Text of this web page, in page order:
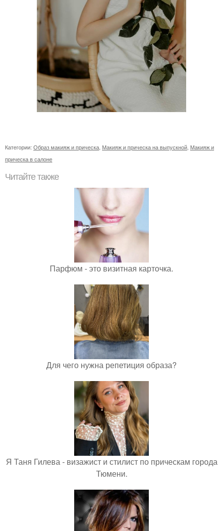
Категории: Образ макияж и прическа Макияж и прическа на выпускной Макияж и
прическа в салоне
Читайте также
Парфюм - это визитная карточка.
Для чего нужна репетиция образа?
Я Таня Гилева - визажист и стилист по прическам города
Тюмени.